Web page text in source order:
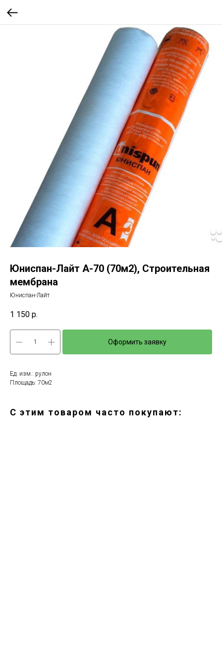
Юниспан-Лайт А-70 (70м2), Строительная
мембрана
Юниспан-Лайт
1 150 р.
Оформить заявку
Ед. изм.: рулон
Площадь: 70м2
С этим товаром часто покупают: